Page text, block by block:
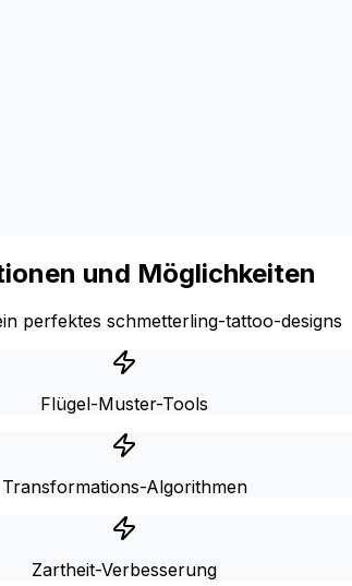
und Möglichkeiten
perfektes schmetterling-tattoo-designs
Flügel-Muster-Tools
Transformations-Algorithmen
Zartheit-Verbesserung